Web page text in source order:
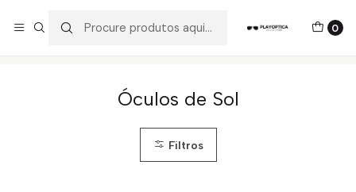
0
Óculos de Sol
Filtros